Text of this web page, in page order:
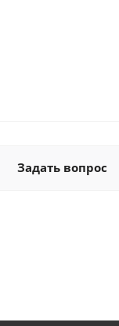
Задать вопрос